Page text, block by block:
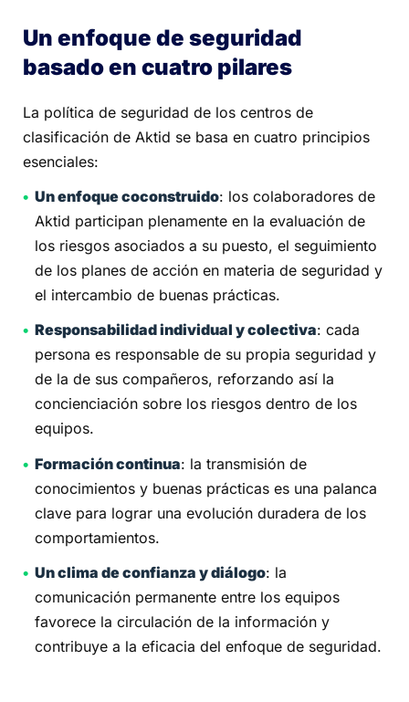
Un enfoque de seguridad
basado en cuatro pilares
La política de seguridad de los centros de
clasificación de Aktid se basa en cuatro principios
esenciales:
Un enfoque coconstruido: los colaboradores de
Aktid participan plenamente en la evaluación de
los riesgos asociados a su puesto, el seguimiento
de los planes de acción en materia de seguridad y
el intercambio de buenas prácticas.
Responsabilidad individual y colectiva: cada
persona es responsable de su propia seguridad y
de la de sus compañeros, reforzando así la
concienciación sobre los riesgos dentro de los
equipos.
Formación continua: la transmisión de
conocimientos y buenas prácticas es una palanca
clave para lograr una evolución duradera de los
comportamientos.
Un clima de confianza y diálogo: la
comunicación permanente entre los equipos
favorece la circulación de la información y
contribuye a la eficacia del enfoque de seguridad.